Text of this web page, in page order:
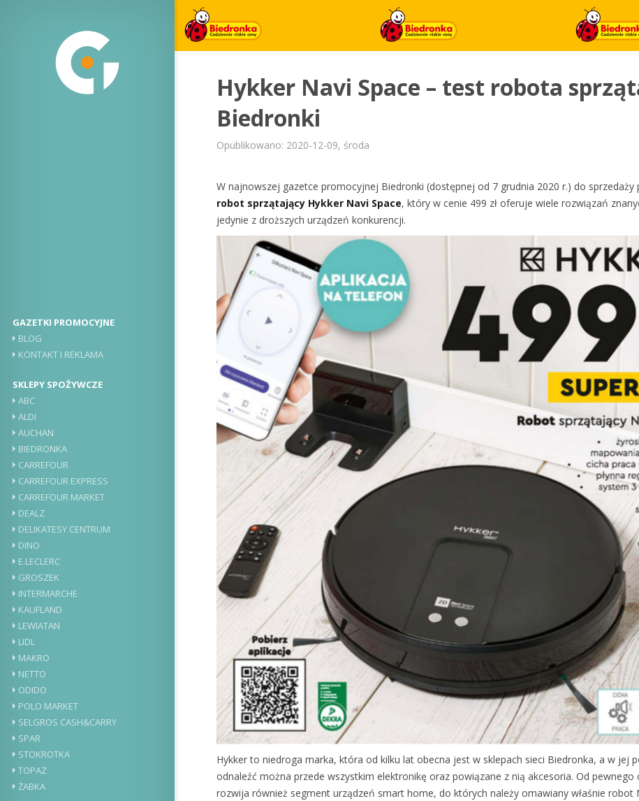
GAZETKI PROMOCYJNE
BLOG
KONTAKT I REKLAMA
SKLEPY SPOŻYWCZE
ABC
ALDI
AUCHAN
BIEDRONKA
CARREFOUR
CARREFOUR EXPRESS
CARREFOUR MARKET
DEALZ
DELIKATESY CENTRUM
DINO
E.LECLERC
GROSZEK
INTERMARCHE
KAUFLAND
LEWIATAN
LIDL
MAKRO
NETTO
ODIDO
POLO MARKET
SELGROS CASH&CARRY
SPAR
STOKROTKA
TOPAZ
ŻABKA
Hykker Navi Space – test robota
Biedronki
Opublikowano: 2020-12-09, środa
W najnowszej gazetce promocyjnej Biedronki (dostępnej od 7 grudnia 2020 r.) do sprzedaży
robot sprzątający Hykker Navi Space, który w cenie 499 zł oferuje wiele rozwiązań
jedynie z droższych urządzeń konkurencji.
Hykker to niedroga marka, która od kilku lat obecna jest w sklepach sieci Biedronka, a w jej
odnaleźć można przede wszystkim elektronikę oraz powiązane z nią akcesoria. Od pewnego
rozwija również segment urządzeń smart home, do których należy omawiany właśnie robot